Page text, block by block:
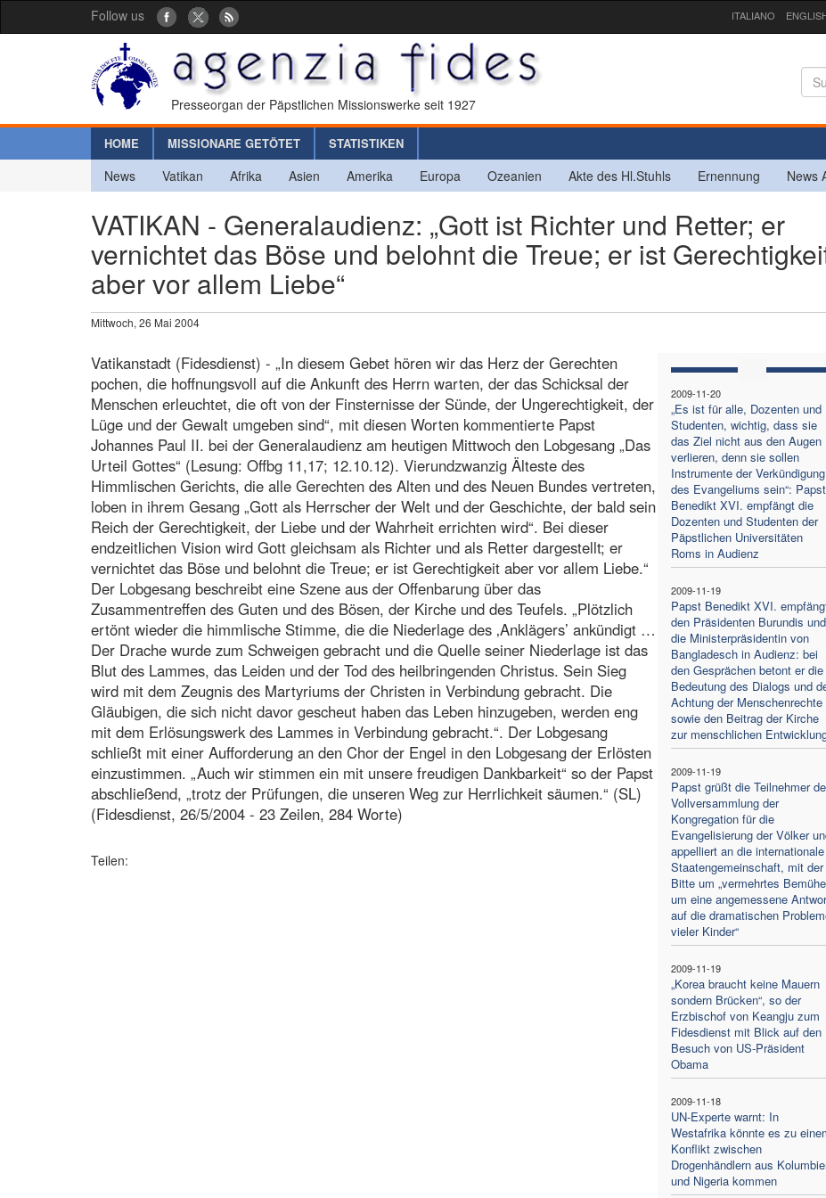
Follow us ITALIANO
Presseorgan der Päpstlichen Missionswerke seit 1927
HOME MISSIONARE GETÖTET STATISTIKEN
News Vatikan Afrika Asien Amerika Europa Ozeanien Akte des Hl.Stuhls Ernennung News
VATIKAN - Generalaudienz: „Gott ist Richter und Retter; er
vernichtet das Böse und belohnt die Treue; er ist
aber vor allem Liebe“
Mittwoch, 26 Mai 2004
2009-11-20
„Es ist für alle, Dozenten und
Studenten, wichtig, dass sie
das Ziel nicht aus den Augen
verlieren, denn sie sollen
Instrumente der Verkündigung
des Evangeliums sein“: Papst
Benedikt XVI. empfängt die
Dozenten und Studenten der
Päpstlichen Universitäten
Roms in Audienz
2009-11-19
Papst Benedikt XVI.
den Präsidenten Burundis und
die Ministerpräsidentin von
Bangladesch in Audienz: bei
den Gesprächen betont er die
Bedeutung des Dialogs und
Achtung der Menschenrechte
sowie den Beitrag der Kirche
zur menschlichen
2009-11-19
Papst grüßt die Teilnehmer
Vollversammlung der
Kongregation für die
Evangelisierung der Völker
appelliert an die internationale
Staatengemeinschaft, mit der
Bitte um „vermehrtes
um eine angemessene
auf die dramatischen
vieler Kinder“
2009-11-19
„Korea braucht keine Mauern
sondern Brücken“, so der
Erzbischof von Keangju zum
Fidesdienst mit Blick auf den
Besuch von US-Präsident
Obama
2009-11-18
UN-Experte warnt: In
Westafrika könnte es zu
Konflikt zwischen
Drogenhändlern aus
und Nigeria kommen
Vatikanstadt (Fidesdienst) - „In diesem Gebet hören wir das Herz der Gerechten
pochen, die hoffnungsvoll auf die Ankunft des Herrn warten, der das Schicksal der
Menschen erleuchtet, die oft von der Finsternisse der Sünde, der Ungerechtigkeit, der
Lüge und der Gewalt umgeben sind“, mit diesen Worten kommentierte Papst
Johannes Paul II. bei der Generalaudienz am heutigen Mittwoch den Lobgesang „Das
Urteil Gottes“ (Lesung: Offbg 11,17; 12.10.12). Vierundzwanzig Älteste des
Himmlischen Gerichts, die alle Gerechten des Alten und des Neuen Bundes vertreten,
loben in ihrem Gesang „Gott als Herrscher der Welt und der Geschichte, der bald sein
Reich der Gerechtigkeit, der Liebe und der Wahrheit errichten wird“. Bei dieser
endzeitlichen Vision wird Gott gleichsam als Richter und als Retter dargestellt; er
vernichtet das Böse und belohnt die Treue; er ist Gerechtigkeit aber vor allem Liebe.“
Der Lobgesang beschreibt eine Szene aus der Offenbarung über das
Zusammentreffen des Guten und des Bösen, der Kirche und des Teufels. „Plötzlich
ertönt wieder die himmlische Stimme, die die Niederlage des ‚Anklägers’ ankündigt …
Der Drache wurde zum Schweigen gebracht und die Quelle seiner Niederlage ist das
Blut des Lammes, das Leiden und der Tod des heilbringenden Christus. Sein Sieg
wird mit dem Zeugnis des Martyriums der Christen in Verbindung gebracht. Die
Gläubigen, die sich nicht davor gescheut haben das Leben hinzugeben, werden eng
mit dem Erlösungswerk des Lammes in Verbindung gebracht.“. Der Lobgesang
schließt mit einer Aufforderung an den Chor der Engel in den Lobgesang der Erlösten
einzustimmen. „Auch wir stimmen ein mit unsere freudigen Dankbarkeit“ so der Papst
abschließend, „trotz der Prüfungen, die unseren Weg zur Herrlichkeit säumen.“ (SL)
(Fidesdienst, 26/5/2004 - 23 Zeilen, 284 Worte)
Teilen: